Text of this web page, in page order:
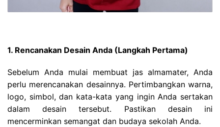
1. Rencanakan Desain Anda (Langkah Pertama)
Sebelum Anda mulai membuat jas almamater, Anda
perlu merencanakan desainnya. Pertimbangkan warna,
logo, simbol, dan kata-kata yang ingin Anda sertakan
dalam desain tersebut. Pastikan desain ini
mencerminkan semangat dan budaya sekolah Anda.